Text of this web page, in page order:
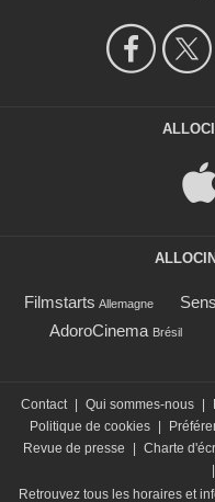
Filmstarts Allemagne
AdoroCinema Brésil
Contact | Qui sommes-nous |
Politique de cookies |
Revue de presse
| Charte
|
Retrouvez tous les horaires et